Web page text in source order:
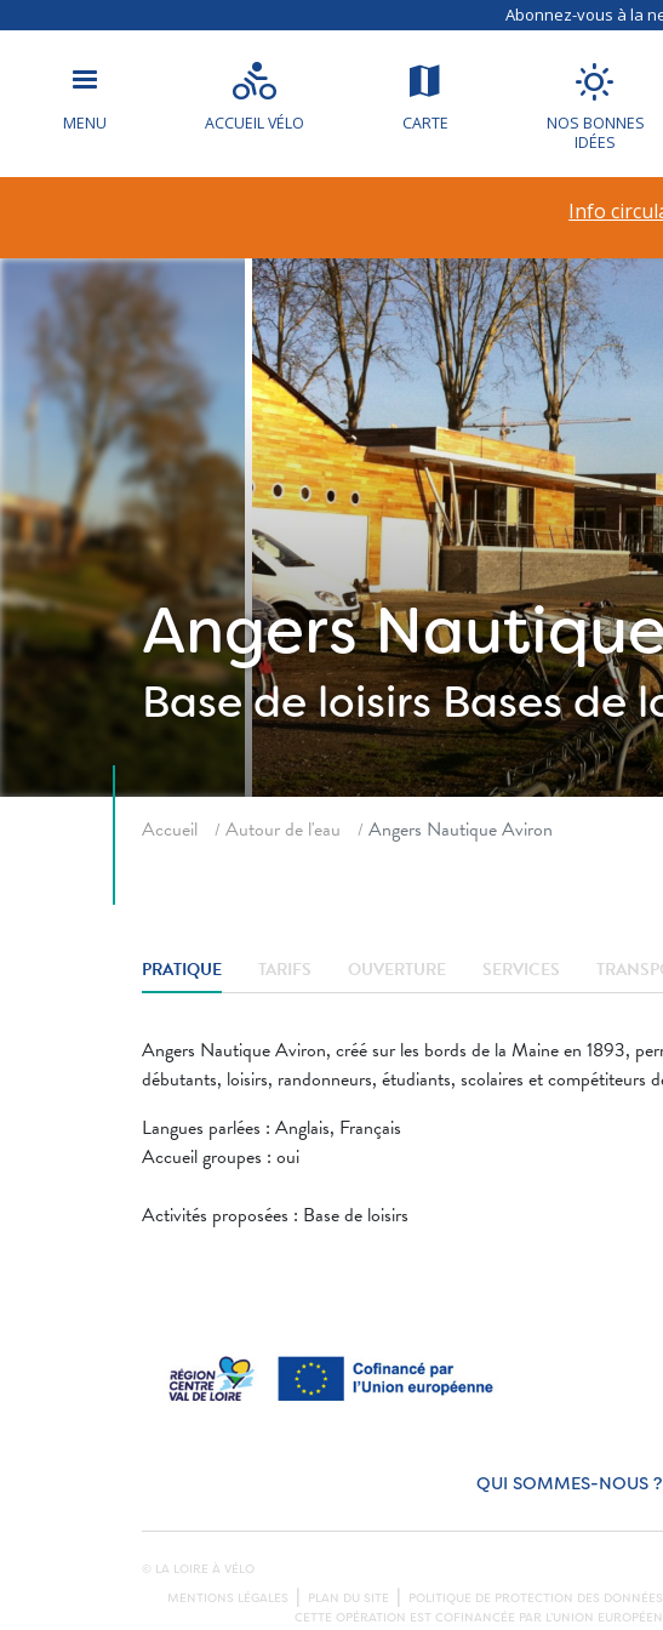
Abonnez-vous à la
MENU ACCUEIL VÉLO CARTE
NOS BONNES
IDÉES
Info
Angers
Base de loisirsBases de
Accueil Autour de l'eau Angers Nautique Aviron
PRATIQUE TARIFS OUVERTURE SERVICES
Angers Nautique Aviron, créé sur les bords de la Maine en 1893,
débutants, loisirs, randonneurs, étudiants, scolaires et compétiteurs
Langues parlées : Anglais, Français
Accueil groupes : oui
Activités proposées : Base de loisirs
QUI SOMMES-NOUS ?
© LA LOIRE À VÉLO
MENTIONS LÉGALES
PLAN DU SITE POLITIQUE DE PROTECTION DES
CETTE OPÉRATION EST COFINANCÉE PAR L’UNION